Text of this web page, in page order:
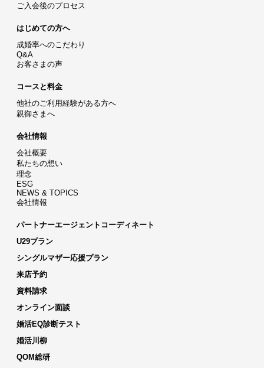
ご入会後のプロセス
はじめての方へ
成婚率へのこだわり
Q&A
お客さまの声
コースと料金
他社のご利用経験がある方へ
親御さまへ
会社情報
会社概要
私たちの想い
理念
ESG
NEWS & TOPICS
会社情報
パートナーエージェントコーディネート
U29プラン
シングルマザー応援プラン
来店予約
資料請求
オンライン面談
婚活EQ診断テスト
婚活川柳
QOM総研